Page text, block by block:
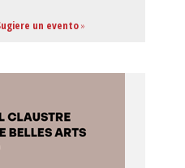
un evento»